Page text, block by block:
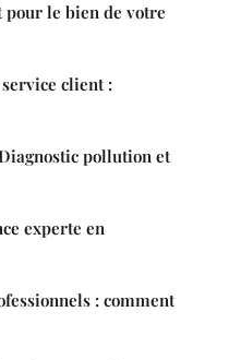
pour le bien de votre
client :
pollution et
experte en
: comment